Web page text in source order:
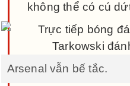
không thể có cú
Arsenal vẫn bế tắc.